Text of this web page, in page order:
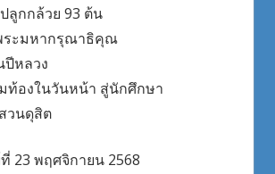
ลูกกล้วย 93 ต้น
ระมหากรุณาธิคุณ
ปีหลวง
ท้องในวันหน้า สู่นักศึกษา
วนดุสิต
23 พฤศจิกายน 2568